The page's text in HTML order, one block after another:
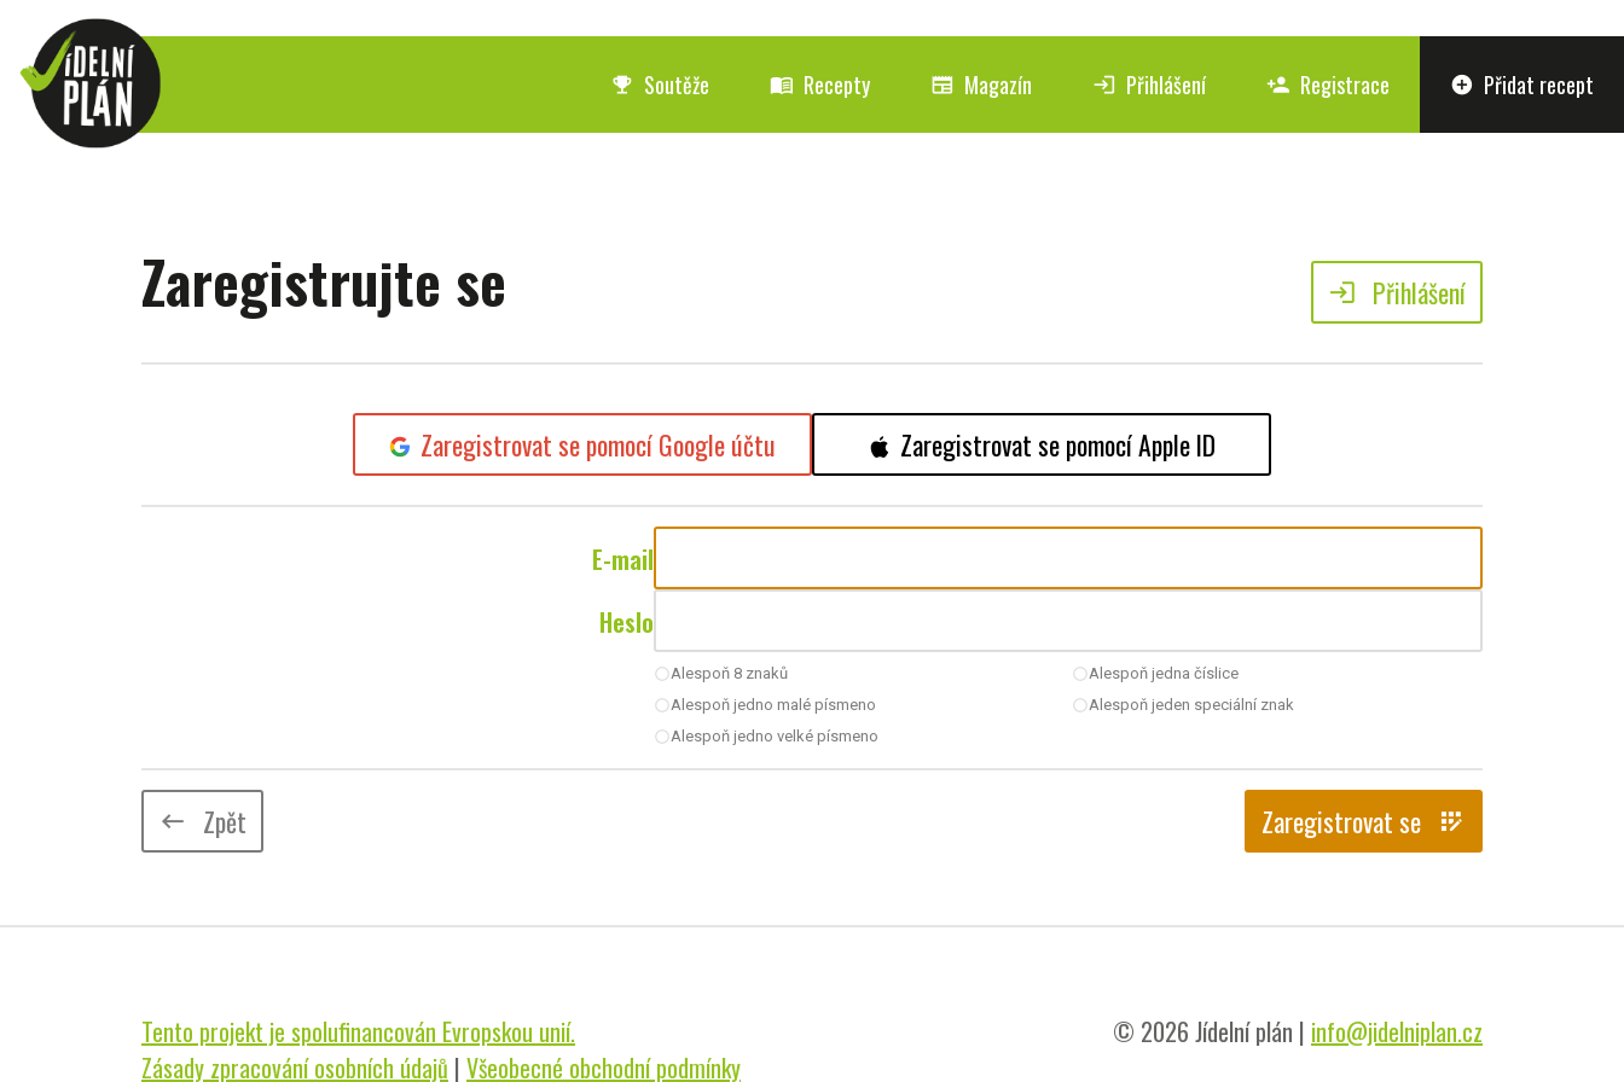
emoji_events Soutěže menu_book Recepty newspaper Magazín login Přihlášení person_add Registrace add_circle Přidat recept
Zaregistrujte se login Přihlášení
Zaregistrovat se pomocí Google účtu Zaregistrovat se pomocí Apple ID
E-mail
Heslo
radio_button_uncheckedAlespoň 8 znaků
radio_button_uncheckedAlespoň jedno malé písmeno
radio_button_uncheckedAlespoň jedno velké písmeno
radio_button_uncheckedAlespoň jedna číslice
radio_button_uncheckedAlespoň jeden speciální znak
keyboard_backspace Zpět Zaregistrovat se app_registration
Tento projekt je spolufinancován Evropskou unií.
Zásady zpracování osobních údajů | Všeobecné obchodní podmínky
© 2026 Jídelní plán | info@jidelniplan.cz